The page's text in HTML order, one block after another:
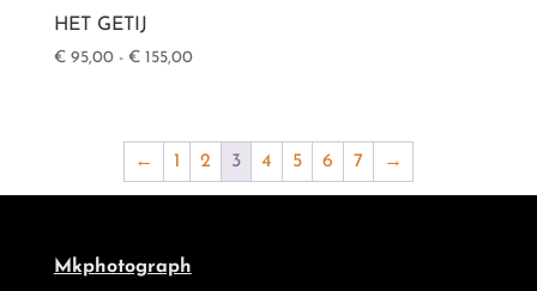
HET GETIJ
€95,00 - €155,00Prijsklasse:
€ 155,00
← 1 2 3 4 5 6 7 →
Mkphotograph